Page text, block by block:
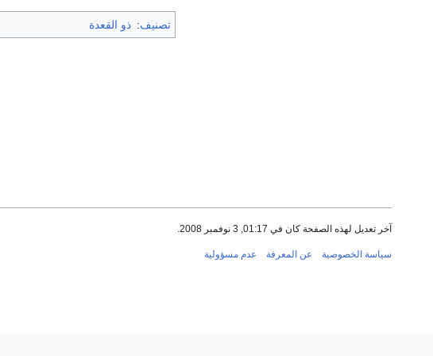
تصنيف: ذو القعدة
آخر تعديل لهذه الصفحة كان في 01:17, 3 نوفمبر 2008.
سياسة الخصوصية عن المعرفة عدم مسؤولية